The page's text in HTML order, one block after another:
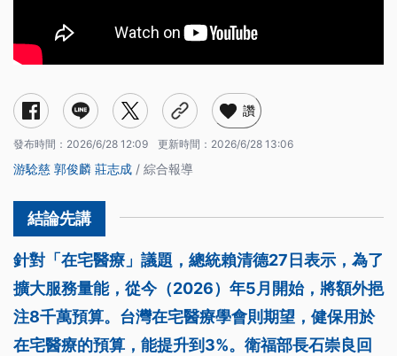
讚
發布時間： 2026/6/28 12:09 更新時間： 2026/6/28 13:06
游騐慈 郭俊麟 莊志成 / 綜合報導
針對「在宅醫療」議題，總統賴清德27日表示，為了
擴大服務量能，從今（2026）年5月開始，將額外挹
注8千萬預算。台灣在宅醫療學會則期望，健保用於
在宅醫療的預算，能提升到3%。衛福部長石崇良回